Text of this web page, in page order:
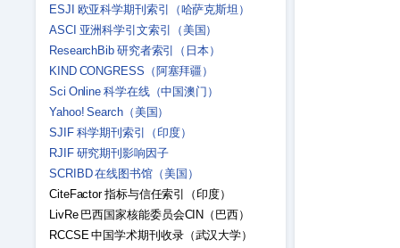
ESJI 欧亚科学期刊索引（哈萨克斯坦）
ASCI 亚洲科学引文索引（美国）
ResearchBib 研究者索引（日本）
KIND CONGRESS（阿塞拜疆）
Sci Online 科学在线（中国澳门）
Yahoo! Search（美国）
SJIF 科学期刊索引（印度）
RJIF 研究期刊影响因子
SCRIBD 在线图书馆（美国）
CiteFactor 指标与信任索引（印度）
LivRe 巴西国家核能委员会CIN（巴西）
RCCSE 中国学术期刊收录（武汉大学）